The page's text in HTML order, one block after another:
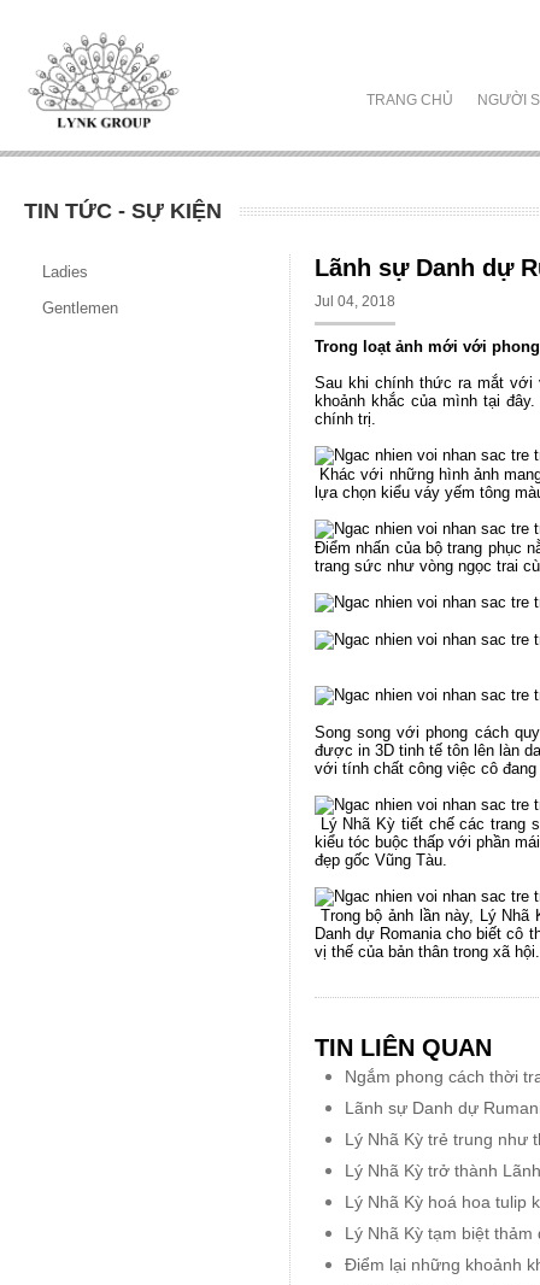
TRANG CHỦ NGƯỜI
TIN TỨC - SỰ KIỆN
Ladies
Gentlemen
Lãnh sự Danh dự
Jul 04, 2018
Trong loạt ảnh mới với
Sau khi chính thức ra mắt với
khoảnh khắc của mình tại
chính trị.
Khác với những hình ảnh
lựa chọn kiểu váy yếm tông
Điểm nhấn của bộ trang phục
trang sức như vòng ngọc trai
Song song với phong cách
được in 3D tinh tế tôn lên làn
với tính chất công việc cô đang
Lý Nhã Kỳ tiết chế các trang
kiểu tóc buộc thấp với phần
đẹp gốc Vũng Tàu.
Trong bộ ảnh lần này, Lý
Danh dự Romania cho biết cô
vị thế của bản thân trong xã hội.
TIN LIÊN QUAN
Ngắm phong cách thời
Lãnh sự Danh dự
Lý Nhã Kỳ trẻ trung như
Lý Nhã Kỳ trở thành
Lý Nhã Kỳ hoá hoa tulip
Lý Nhã Kỳ tạm biệt
Điểm lại những khoảnh